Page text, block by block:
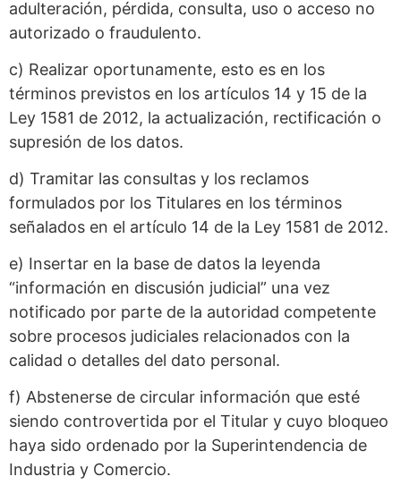
adulteración, pérdida, consulta, uso o acceso no
autorizado o fraudulento.
c) Realizar oportunamente, esto es en los
términos previstos en los artículos 14 y 15 de la
Ley 1581 de 2012, la actualización, rectificación o
supresión de los datos.
d) Tramitar las consultas y los reclamos
formulados por los Titulares en los términos
señalados en el artículo 14 de la Ley 1581 de 2012.
e) Insertar en la base de datos la leyenda
“información en discusión judicial” una vez
notificado por parte de la autoridad competente
sobre procesos judiciales relacionados con la
calidad o detalles del dato personal.
f) Abstenerse de circular información que esté
siendo controvertida por el Titular y cuyo bloqueo
haya sido ordenado por la Superintendencia de
Industria y Comercio.